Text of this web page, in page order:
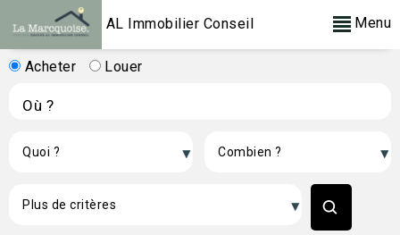
AL Immobilier Conseil Menu
Acheter Louer